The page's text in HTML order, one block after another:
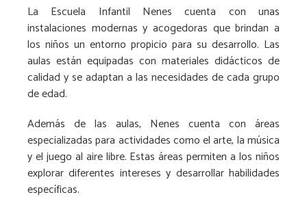
La Escuela Infantil Nenes cuenta con unas
instalaciones modernas y acogedoras que brindan a
los niños un entorno propicio para su desarrollo. Las
aulas están equipadas con materiales didácticos de
calidad y se adaptan a las necesidades de cada grupo
de edad.
Además de las aulas, Nenes cuenta con áreas
especializadas para actividades como el arte, la música
y el juego al aire libre. Estas áreas permiten a los niños
explorar diferentes intereses y desarrollar habilidades
específicas.